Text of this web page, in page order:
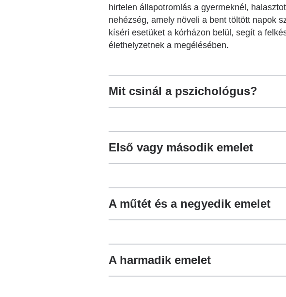
hirtelen állapotromlás a gyermeknél,
nehézség, amely növeli a bent töltött napok
kíséri esetüket a kórházon belül, segít a
élethelyzetnek a megélésében.
Mit csinál a pszichológus?
Első vagy második emelet
A műtét és a negyedik emelet
A harmadik emelet